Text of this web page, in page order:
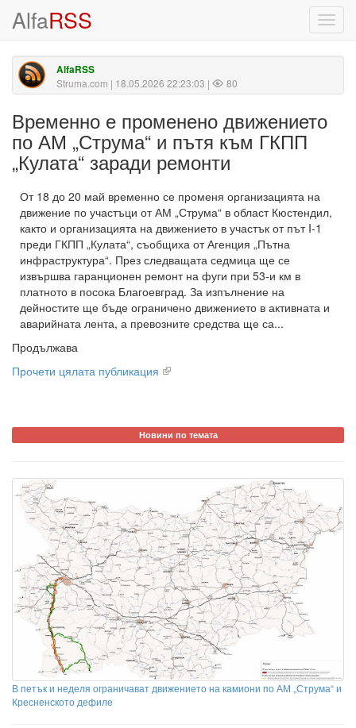
AlfaRSS
AlfaRSS
Struma.com | 18.05.2026 22:23:03 | 80
Временно е променено движението
по АМ „Струма“ и пътя към ГКПП
„Кулата“ заради ремонти
От 18 до 20 май временно се променя организацията на
движение по участъци от АМ „Струма“ в област Кюстендил,
както и организацията на движението в участък от път I-1
преди ГКПП „Кулата“, съобщиха от Агенция „Пътна
инфраструктура“. През следващата седмица ще се
извършва гаранционен ремонт на фуги при 53-и км в
платното в посока Благоевград. За изпълнение на
дейностите ще бъде ограничено движението в активната и
аварийната лента, а превозните средства ще са...
Продължава
Прочети цялата публикация
Новини по темата
В петък и неделя ограничават движението на камиони по АМ „Струма“ и
Кресненското дефиле